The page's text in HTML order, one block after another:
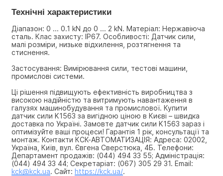
Технічні характеристики
Діапазон: 0 ... 0.1 kN до 0 ... 2 kN. Матеріал: Нержавіюча
сталь. Клас захисту: IP67. Особливості: Датчик сили,
малі розміри, низьке відхилення, розтягнення та
стиснення.
Застосування: Вимірювання сили, тестові машини,
промислові системи.
Ці рішення підвищують ефективність виробництва з
високою надійністю та витримують навантаження в
галузях машинобудування та промислової. Купити
датчик сили K1563 за вигідною ціною в Києві – швидка
доставка по Україні. Замовте датчик сили K1563 зараз і
оптимізуйте ваші процеси! Гарантія 1 рік, консультації та
монтаж. Контакти КСК-АВТОМАТИЗАЦІЯ: Адреса: 02002,
Україна, Київ, вул. Євгена Сверстюка, 4Б. Телефони:
Департамент продажів: (044) 494 33 55; Адміністрація:
(044) 494 33 44; Секретаріат: (067) 305 29 31. Email:
kck@kck.ua. Сайт: https://kck.ua/.